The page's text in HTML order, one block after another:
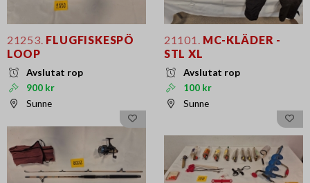
21253. FLUGFISKESPÖ
LOOP
Avslutat rop
900 kr
Sunne
21101.
MC-KLÄDER -
STL XL
Avslutat rop
100 kr
Sunne